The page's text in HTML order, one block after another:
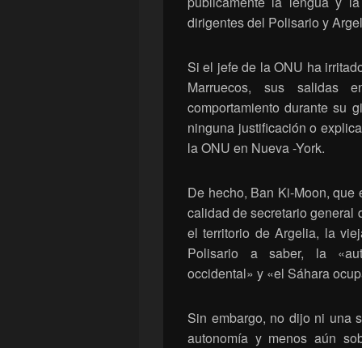
dirigentes del Polisario y
Si el jefe de la ONU ha
Marruecos, sus salidas
comportamiento durante su
ninguna justificación o
la ONU en Nueva -York.
De hecho, Ban Ki-Moon,
calidad de secretario general
el territorio de Argelia, la
Polisario a saber, la
occidental» y «el Sáhara
Sin embargo, no dijo ni una
autonomía y menos aún